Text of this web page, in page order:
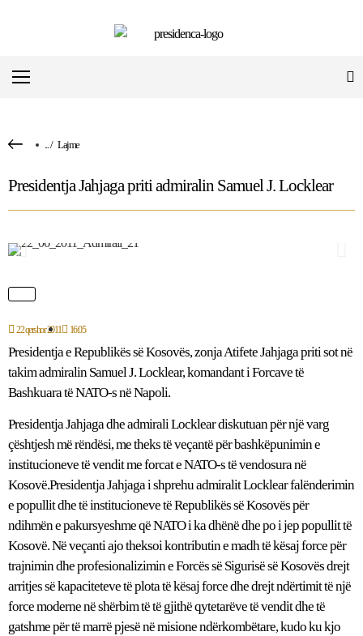
.../ Lajme
Presidentja Jahjaga priti admiralin Samuel J. Locklear
22 qershor 2011 16:05
Presidentja e Republikës së Kosovës, zonja Atifete Jahjaga priti sot në
takim admiralin Samuel J. Locklear, komandant i Forcave të
Bashkuara të NATO-s në Napoli.
Presidentja Jahjaga dhe admirali Locklear diskutuan për një varg
çështjesh më rëndësi, me theks të veçantë për bashkëpunimin e
institucioneve të vendit me forcat e NATO-s të vendosura në
Kosovë.Presidentja Jahjaga i shprehu admiralit Locklear falënderimin
e popullit dhe të institucioneve të Republikës së Kosovës për
ndihmën e pakursyeshme që NATO i ka dhënë dhe po i jep popullit të
Kosovë. Në veçanti ajo theksoi kontributin e madh të kësaj force për
trajnimin dhe profesionalizimin e Forcës së Sigurisë së Kosovës drejt
arritjes së kapaciteteve të plota të kësaj force dhe drejt ndërtimit të një
force moderne në shërbim të të gjithë qytetarëve të vendit dhe të
gatshme për të marrë pjesë në misione ndërkombëtare, kudo ku kjo